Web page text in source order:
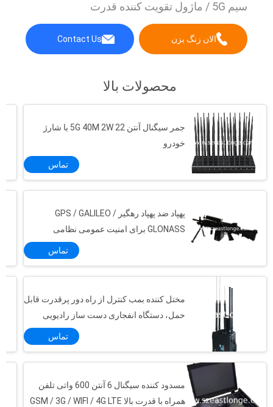
سیم 5G / ماژول تقویت کننده قدرت
الان زنگ بزن Contact Us
محصولات بالا
جمر سیگنال آنتن 5G 40M 2W 22 با شارژ
خودرو
تماس
پهپاد ضد پهپاد رهگیر GPS / GALILEO /
GLONASS برای امنیت عمومی نظامی
تماس
مختل کننده بمب کنترل از راه دور پرقدرت قابل
حمل، دستگاه انفجاری دست ساز رادیویی
تماس
مسدود کننده سیگنال 6 آنتن 600 واتی تلفن
همراه با قدرت بالا GSM / 3G / WIFI / 4G LTE